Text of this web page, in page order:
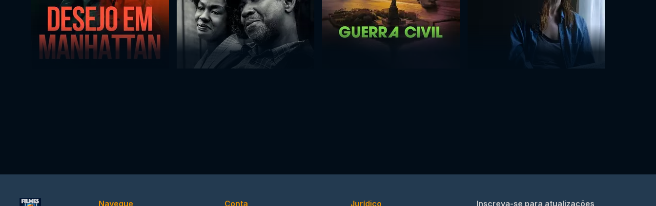
Navegue Conta Jurídico Inscreva-se para atualizações